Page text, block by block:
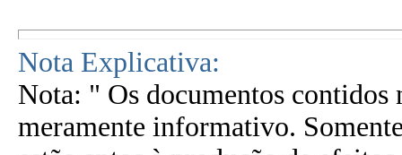
Nota Explicativa:
Nota: " Os documentos contidos
meramente informativo.